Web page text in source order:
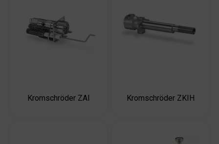
Kromschröder ZAI Kromschröder ZKIH